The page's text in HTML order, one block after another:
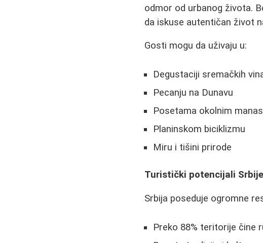
odmor od urbanog života.
da iskuse autentičan život
Gosti mogu da uživaju u:
Degustaciji sremačkih
Pecanju na Dunavu
Posetama okolnim
Planinskom biciklizmu
Miru i tišini prirode
Turistički potencijali Srbije
Srbija poseduje ogromne
Preko 88% teritorije čine